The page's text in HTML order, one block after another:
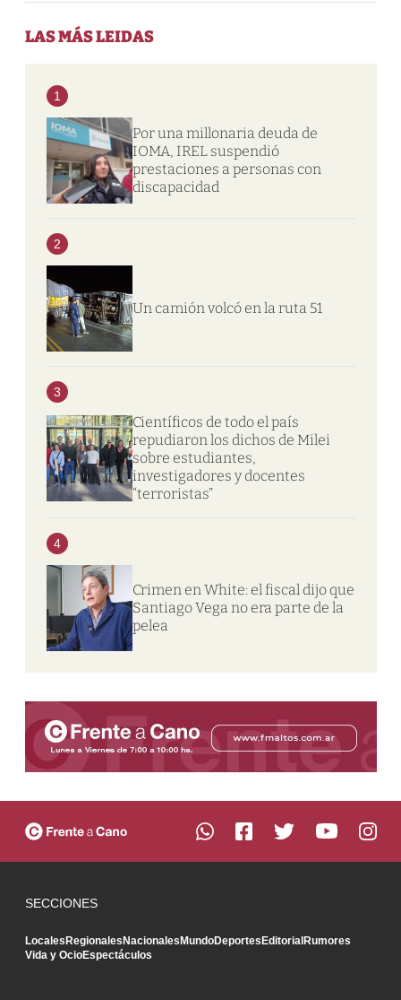
LAS MÁS LEIDAS
1
Por una millonaria deuda de
IOMA, IREL suspendió
prestaciones a personas con
discapacidad
2
Un camión volcó en la ruta 51
3
Científicos de todo el país
repudiaron los dichos de Milei
sobre estudiantes,
investigadores y docentes
“terroristas”
4
Crimen en White: el fiscal dijo que
Santiago Vega no era parte de la
pelea
SECCIONES
LocalesRegionalesNacionalesMundoDeportesEditorialRumores
Vida y OcioEspectáculos